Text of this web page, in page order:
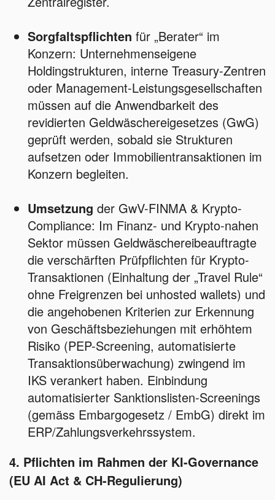
Sorgfaltspflichten für „Berater“ im
Konzern: Unternehmenseigene
Holdingstrukturen, interne Treasury-Zentren
oder Management-Leistungsgesellschaften
müssen auf die Anwendbarkeit des
revidierten Geldwäschereigesetzes (GwG)
geprüft werden, sobald sie Strukturen
aufsetzen oder Immobilientransaktionen im
Konzern begleiten.
Umsetzung der GwV-FINMA & Krypto-
Compliance: Im Finanz- und Krypto-nahen
Sektor müssen Geldwäschereibeauftragte
die verschärften Prüfpflichten für Krypto-
Transaktionen (Einhaltung der „Travel Rule“
ohne Freigrenzen bei unhosted wallets) und
die angehobenen Kriterien zur Erkennung
von Geschäftsbeziehungen mit erhöhtem
Risiko (PEP-Screening, automatisierte
Transaktionsüberwachung) zwingend im
IKS verankert haben. Einbindung
automatisierter Sanktionslisten-Screenings
(gemäss Embargogesetz / EmbG) direkt im
ERP/Zahlungsverkehrssystem.
4. Pflichten im Rahmen der KI-Governance
(EU AI Act & CH-Regulierung)